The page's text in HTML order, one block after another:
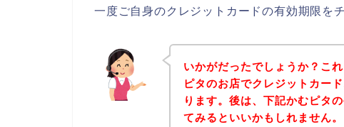
一度ご自身のクレジットカードの有効期限を
いかがだったでしょうか？こ
ピタのお店でクレジットカー
ります。後は、下記かむピタ
てみるといいかもしれません。